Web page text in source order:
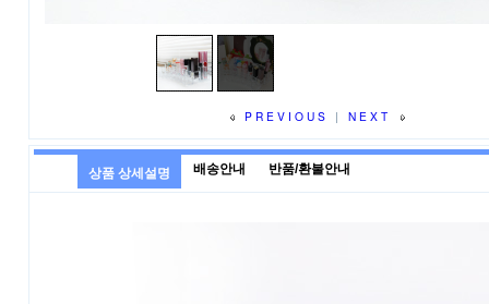
PREVIOUS | NEXT
상품 상세설명 배송안내 반품/환불안내